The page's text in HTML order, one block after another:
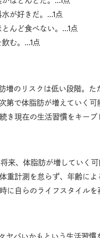
が好きだ。…1点
んど食べない。…1点
む。…1点
増のリスクは低い段階。た
第で体脂肪が増えていく可
き現在の生活習慣をキープ
来、体脂肪が増していく
重計測を怠らず、年齢に
に自らのライフスタイルを